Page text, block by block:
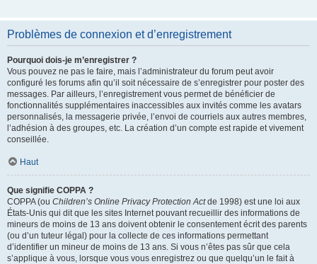
Problèmes de connexion et d’enregistrement
Pourquoi dois-je m’enregistrer ?
Vous pouvez ne pas le faire, mais l’administrateur du forum peut avoir
configuré les forums afin qu’il soit nécessaire de s’enregistrer pour poster des
messages. Par ailleurs, l’enregistrement vous permet de bénéficier de
fonctionnalités supplémentaires inaccessibles aux invités comme les avatars
personnalisés, la messagerie privée, l’envoi de courriels aux autres membres,
l’adhésion à des groupes, etc. La création d’un compte est rapide et vivement
conseillée.
Haut
Que signifie COPPA ?
COPPA (ou Children’s Online Privacy Protection Actde 1998) est une loi aux
États-Unis qui dit que les sites Internet pouvant recueillir des informations de
mineurs de moins de 13 ans doivent obtenir le consentement écrit des parents
(ou d’un tuteur légal) pour la collecte de ces informations permettant
d’identifier un mineur de moins de 13 ans. Si vous n’êtes pas sûr que cela
s’applique à vous, lorsque vous vous enregistrez ou que quelqu’un le fait à